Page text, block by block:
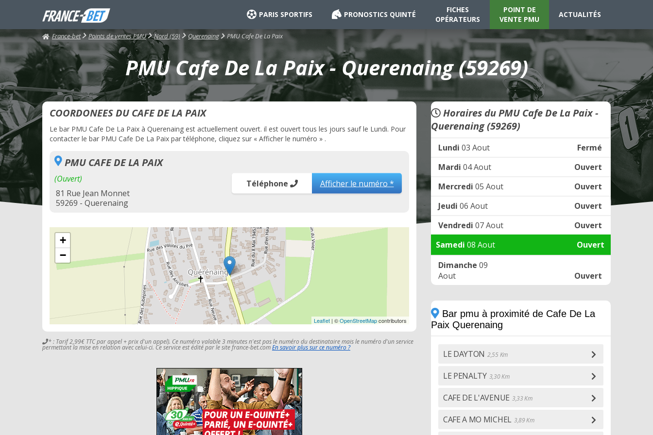
PARIS SPORTIFS PRONOSTICS QUINTÉ
FICHES
OPÉRATEURS
POINT DE
VENTE PMU
ACTUALITÉS
France-bet Points de ventes PMU Nord (59) Querenaing PMU Cafe De La Paix
PMU Cafe De La Paix - Querenaing (59269)
COORDONEES DU CAFE DE LA PAIX
Le bar PMU Cafe De La Paix à Querenaing est actuellement ouvert. il est ouvert tous les jours sauf le Lundi. Pour
contacter le bar PMU Cafe De La Paix par téléphone, cliquez sur « Afficher le numéro » .
PMU CAFE DE LA PAIX
(Ouvert)
81 Rue Jean Monnet
59269 - Querenaing
Téléphone Afficher le numéro *
+
−
Leaflet | ©OpenStreetMapcontributors
* : Tarif 2,99€ TTC par appel + prix d'un appel). Ce numéro valable 3 minutes n'est pas le numéro du destinataire mais le numéro d'un service
permettant la mise en relation avec celui-ci. Ce service est édité par le site france-bet.comEn savoir plus sur ce numéro ?
Horaires du PMU Cafe De La Paix -
Querenaing (59269)
Lundi 03 Aout
Fermé
Mardi 04 Aout
Ouvert
Mercredi 05 Aout
Ouvert
Jeudi 06 Aout
Ouvert
Vendredi 07 Aout
Ouvert
Samedi 08 Aout
Ouvert
Dimanche 09
Aout
Ouvert
Bar pmu à proximité de Cafe De La
Paix Querenaing
LE DAYTON 2,55 Km
LE PENALTY 3,30 Km
CAFE DE L'AVENUE 3,33 Km
CAFE A MO MICHEL 3,89 Km